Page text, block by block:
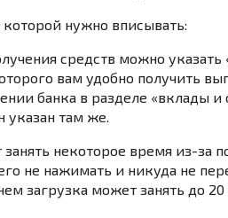
которой нужно вписывать:
средств можно
вам удобно получить
банка в разделе «вклады и
указан там же.
некоторое время из-за
не нажимать и никуда не
загрузка может занять до